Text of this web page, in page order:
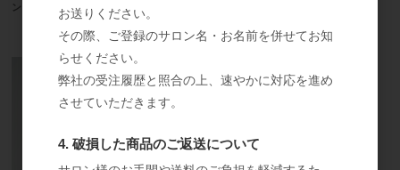
ンキュアクリーム ワボーンクリーム
お送りください。
その際、ご登録のサロン名・お名前を併せてお知
らせください。
弊社の受注履歴と照合の上、速やかに対応を進め
させていただきます。
4. 破損した商品のご返送について